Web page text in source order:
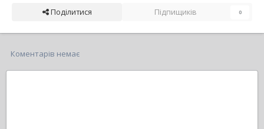
Поділитися Підпищиків 0
Коментарів немає